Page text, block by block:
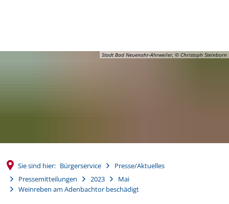
Stadt Bad Neuenahr-Ahrweiler, © Christoph Steinborn
Sie sind hier: Bürgerservice
Presse/Aktuelles
Pressemitteilungen
2023
Mai
Weinreben am Adenbachtor beschädigt